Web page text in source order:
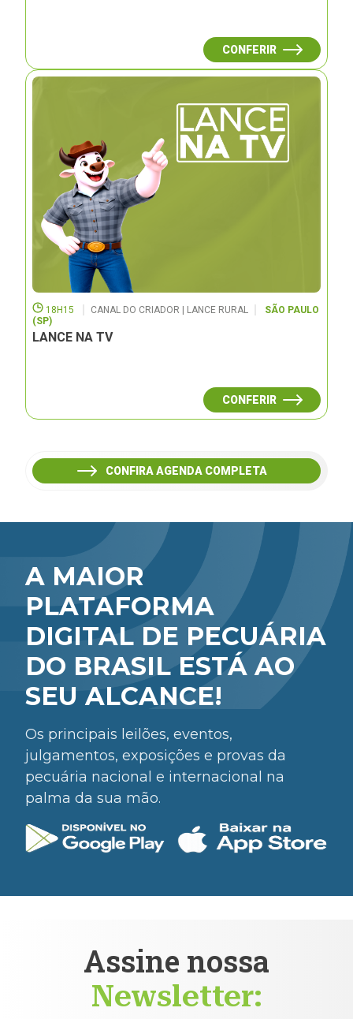
CONFERIR
18H15 CANAL DO CRIADOR | LANCE RURAL
SÃO PAULO
(SP)
LANCE NA TV
CONFERIR
CONFIRA AGENDA COMPLETA
A MAIOR
PLATAFORMA
DIGITAL DE PECUÁRIA
DO BRASIL ESTÁ AO
SEU ALCANCE!
Os principais leilões, eventos,
julgamentos, exposições e provas da
pecuária nacional e internacional na
palma da sua mão.
Assine nossa
Newsletter: